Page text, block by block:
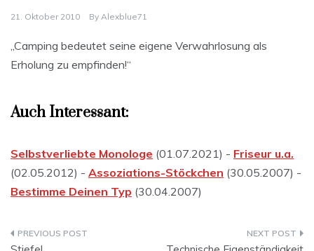
21. Oktober 2010 By Alexblue71
„Camping bedeutet seine eigene Verwahrlosung als
Erholung zu empfinden!“
Auch Interessant:
Selbstverliebte Monologe (01.07.2021) - Friseur u.a.
(02.05.2012) - Assoziations-Stöckchen (30.05.2007) -
Bestimme Deinen Typ (30.04.2007)
Beitragsnavigation